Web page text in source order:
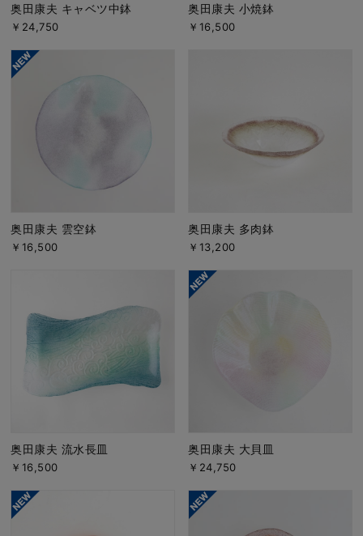
奥田康夫 キャベツ中鉢
￥24,750
奥田康夫 小焼鉢
￥16,500
奥田康夫 雲空鉢
￥16,500
奥田康夫 多肉鉢
￥13,200
奥田康夫 流水長皿
￥16,500
奥田康夫 大貝皿
￥24,750